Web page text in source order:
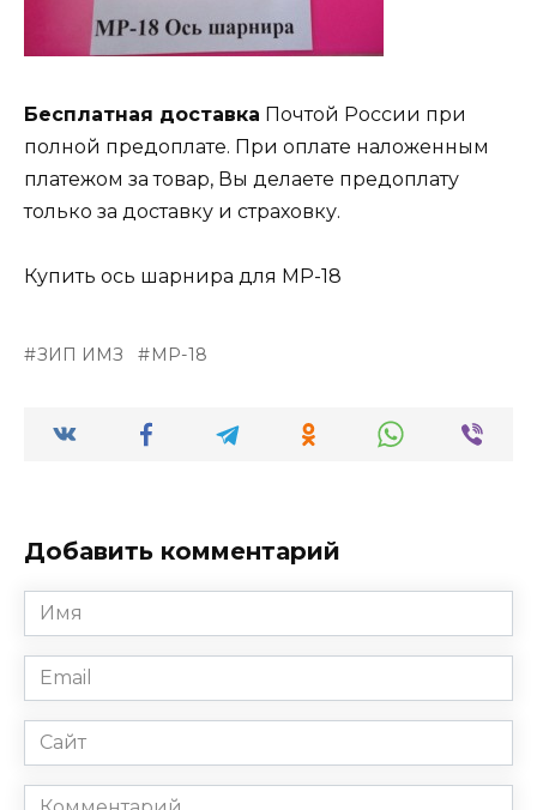
Бесплатная доставка Почтой России при
полной предоплате. При оплате наложенным
платежом за товар, Вы делаете предоплату
только за доставку и страховку.
Купить ось шарнира для МР-18
ЗИП ИМЗ МР-18
Добавить комментарий
Имя
*
Email
*
Сайт
Комментарий